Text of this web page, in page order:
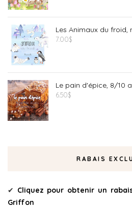
Les Animaux du froid,
7.00$
Le pain d'épice, 8/10
6.50$
RABAIS
✔ Cliquez pour obtenir un
Griffon